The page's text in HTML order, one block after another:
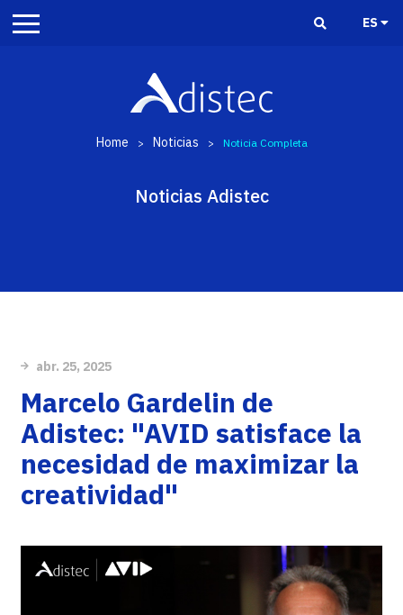
ES
Home > Noticias > Noticia Completa
Noticias Adistec
abr. 25, 2025
Marcelo Gardelin de
Adistec: "AVID satisface la
necesidad de maximizar la
creatividad"